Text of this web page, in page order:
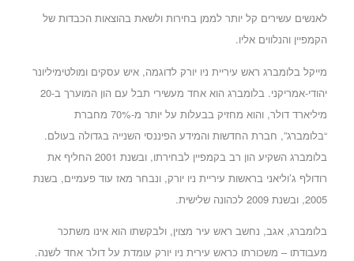
לאנשים עשירים קל יותר לממן בחירות ולשאת בהוצאות הכבדות של
הקמפיין והנלווים אליו.
מייקל בלומברג ראש עיריית ניו יורק לדוגמה, איש עסקים ומולטימיליונר
יהודי-אמריקני. בלומברג הוא אחד מעשירי תבל עם הון המוערך ב-20
מיליארד דולר, והוא מחזיק בבעלות על יותר מ-70% מחברת
“בלומברג”, חברת החדשות והמידע הפיננסי השנייה בגדולה בעולם.
בלומברג השקיע הון רב בקמפיין לבחירתו, ובשנת 2001 החליף את
רודולף ג’וליאני בראשות עיריית ניו יורק, ונבחר מאז עוד פעמיים, בשנת
2005, ובשנת 2009 לכהונה שלישית.
בלומברג, אגב, נחשב ראש עיר מצוין, ולבקשתו הוא אינו משתכר
מעבודתו – משכורתו כראש עירית ניו יורק עומדת על דולר אחד לשנה.